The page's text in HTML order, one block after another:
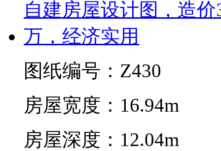
图纸编号：Z430
房屋宽度：16.94m
房屋深度：12.04m